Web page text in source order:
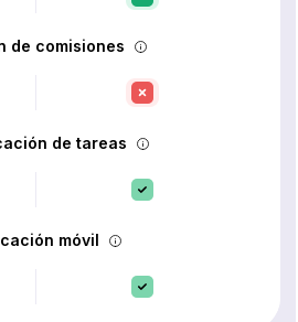
de comisiones
de tareas
móvil